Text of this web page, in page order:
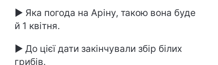
► Яка погода на Аріну, такою вона буде
й 1 квітня.
► До цієї дати закінчували збір білих
грибів.